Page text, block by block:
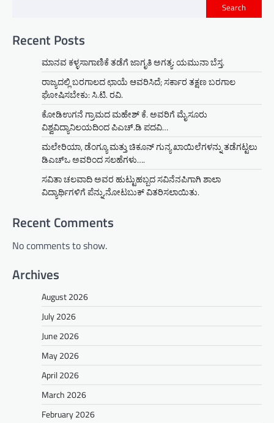
Search
Recent Posts
ಮಾನವ ಕಳ್ಳಸಾಗಾಣಿಕೆ ತಡೆಗೆ ಜಾಗೃತಿ ಅಗತ್ಯ: ಯಮುನಾ ಬೆಸ್ತ.
ರಾಜ್ಯದಲ್ಲಿ ಬರಗಾಲದ ಛಾಯೆ ಆವರಿಸಿದೆ; ಸರ್ಕಾರ ತಕ್ಷಣ ಬರಗಾಲ
ಘೋಷಿಸಬೇಕು: ಸಿ.ಟಿ. ರವಿ.
ಕೋಡಿಉಗನೆ ಗ್ರಾಮದ ಮಹೇಶ್ ಕೆ. ಅವರಿಗೆ ಮೈಸೂರು
ವಿಶ್ವವಿದ್ಯಾನಿಲಯದಿಂದ ಪಿಎಚ್.ಡಿ ಪದವಿ…
ಮಲೇರಿಯಾ, ಡೆಂಗ್ಯೂ ಮತ್ತು ಚಿಕೂನ್ ಗುನ್ಯ ಖಾಯಿಲೆಗಳನ್ನು ತಡೆಗಟ್ಟಲು
ಡಿಎಚ್‌ಒ ಅವರಿಂದ ಸಲಹೆಗಳು….
ಸವಿತಾ ಚಲವಾದಿ ಅವರ ಹುಟ್ಟುಹಬ್ಬದ ಸವಿನೆನಪಿಗಾಗಿ ಶಾಲಾ
ವಿದ್ಯಾರ್ಥಿಗಳಿಗೆ ಪೆನ್ನು,ನೋಟಬುಕ್ ವಿತರಿಸಲಾಯಿತು.
Recent Comments
No comments to show.
Archives
August 2026
July 2026
June 2026
May 2026
April 2026
March 2026
February 2026